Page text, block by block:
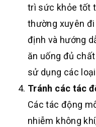
trì sức khỏe tốt
thường xuyên
định và hướng
ăn uống đủ
sử dụng các
Tránh các tác
Các tác động
nhiễm không